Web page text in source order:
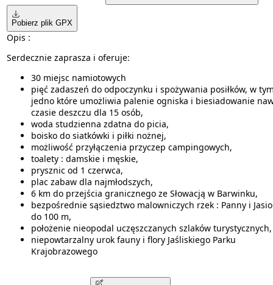
Pobierz plik GPX
Opis :
Serdecznie zaprasza i oferuje:
30 miejsc namiotowych
pięć zadaszeń do odpoczynku i spożywania posiłków, w
jedno które umożliwia palenie ogniska i biesiadowanie
czasie deszczu dla 15 osób,
woda studzienna zdatna do picia,
boisko do siatkówki i piłki nożnej,
możliwość przyłączenia przyczep campingowych,
toalety : damskie i męskie,
prysznic od 1 czerwca,
plac zabaw dla najmłodszych,
6 km do przejścia granicznego ze Słowacją w Barwinku,
bezpośrednie sąsiedztwo malowniczych rzek : Panny i
do 100 m,
położenie nieopodal uczęszczanych szlaków turystycznych,
niepowtarzalny urok fauny i flory Jaśliskiego Parku
Krajobrazowego